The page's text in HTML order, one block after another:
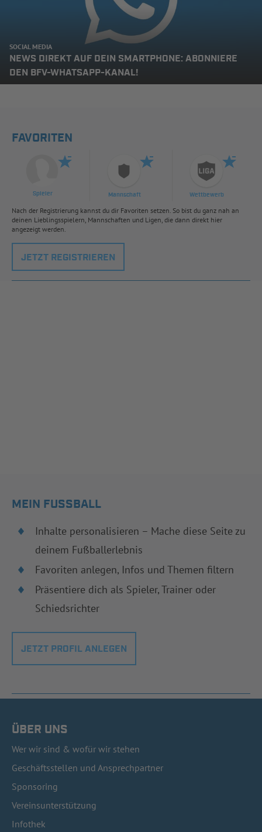
SOCIAL MEDIA
NEWS DIREKT AUF DEIN SMARTPHONE: ABONNIERE
DEN BFV-WHATSAPP-KANAL!
FAVORITEN
Spieler Mannschaft Wettbewerb
Nach der Registrierung kannst du dir Favoriten setzen. So bist du ganz nah an
deinen Lieblingsspielern, Mannschaften und Ligen, die dann direkt hier
angezeigt werden.
JETZT REGISTRIEREN
MEIN FUSSBALL
Inhalte personalisieren – Mache diese Seite zu
deinem Fußballerlebnis
Favoriten anlegen, Infos und Themen filtern
Präsentiere dich als Spieler, Trainer oder
Schiedsrichter
JETZT PROFIL ANLEGEN
ÜBER UNS
Wer wir sind & wofür wir stehen
Geschäftsstellen und Ansprechpartner
Sponsoring
Vereinsunterstützung
Infothek